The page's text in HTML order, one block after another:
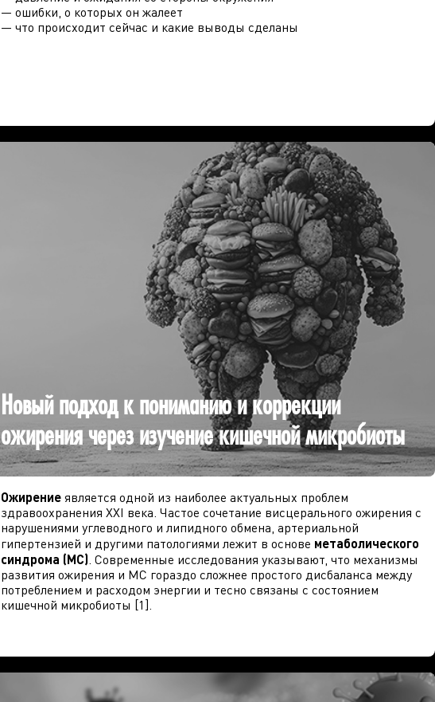
— ошибки, о которых он жалеет
— что происходит сейчас и какие выводы сделаны
Новый подход к пониманию и коррекции
ожирения через изучение кишечной микробиоты
Ожирение является одной из наиболее актуальных проблем
здравоохранения XXI века. Частое сочетание висцерального ожирения с
нарушениями углеводного и липидного обмена, артериальной
гипертензией и другими патологиями лежит в основе метаболического
синдрома (МС). Современные исследования указывают, что механизмы
развития ожирения и МС гораздо сложнее простого дисбаланса между
потреблением и расходом энергии и тесно связаны с состоянием
кишечной микробиоты [1].